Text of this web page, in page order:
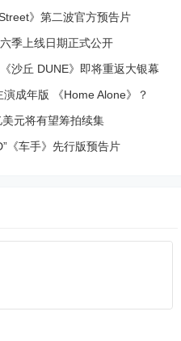
》第二波官方预告片
季上线日期正式公开
沙丘 DUNE》即将重返大银幕
成年版 《Home Alone》？
美元将有望筹拍续集
《车手》先行版预告片